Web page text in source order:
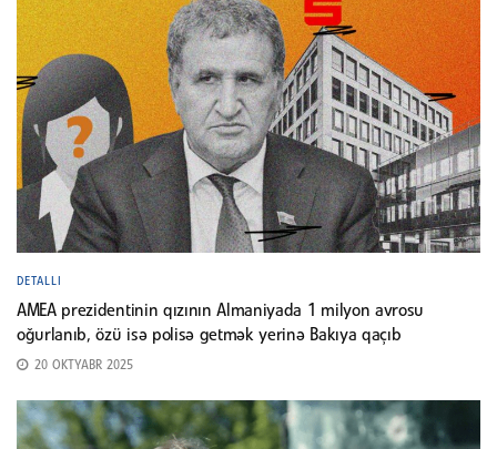
DETALLI
AMEA prezidentinin qızının Almaniyada 1 milyon avrosu
oğurlanıb, özü isə polisə getmək yerinə Bakıya qaçıb
20 OKTYABR 2025